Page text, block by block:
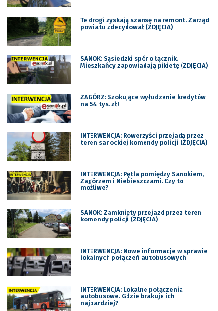
Te drogi zyskają szansę na remont. Zarząd
powiatu zdecydował (ZDJĘCIA)
SANOK: Sąsiedzki spór o łącznik.
Mieszkańcy zapowiadają pikietę (ZDJĘCIA)
ZAGÓRZ: Szokujące wyłudzenie kredytów
na 54 tys. zł!
INTERWENCJA: Rowerzyści przejadą przez
teren sanockiej komendy policji (ZDJĘCIA)
INTERWENCJA: Pętla pomiędzy Sanokiem,
Zagórzem i Niebieszczami. Czy to
możliwe?
SANOK: Zamknięty przejazd przez teren
komendy policji (ZDJĘCIA)
INTERWENCJA: Nowe informacje w sprawie
lokalnych połączeń autobusowych
INTERWENCJA: Lokalne połączenia
autobusowe. Gdzie brakuje ich
najbardziej?